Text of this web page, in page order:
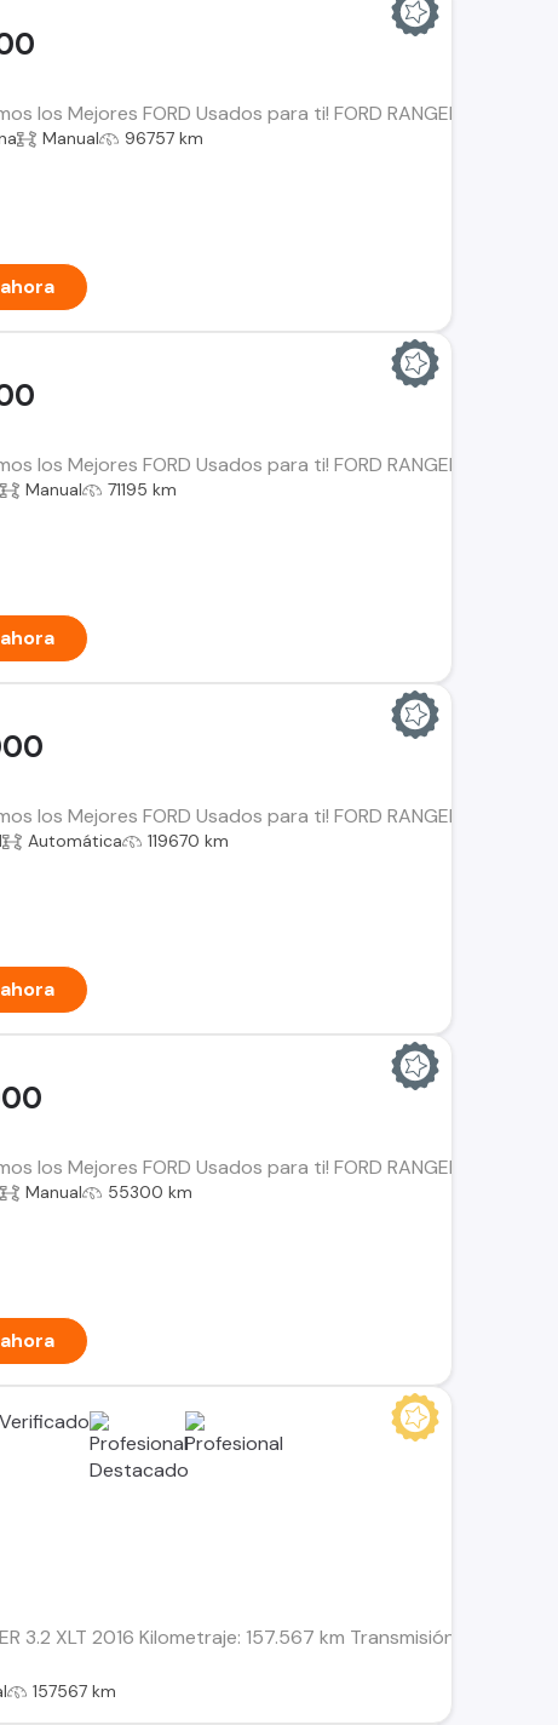
los Mejores FORD Usados para ti! FORD RANGER 2.5 LT
Manual 96757 km
los Mejores FORD Usados para ti! FORD RANGER 3.2 Año:
Manual 71195 km
los Mejores FORD Usados para ti! FORD RANGER 2.0
Automática 119670 km
los Mejores FORD Usados para ti! FORD RANGER Año:
Manual 55300 km
3.2 XLT 2016 Kilometraje: 157.567 km Transmisión:
157567 km